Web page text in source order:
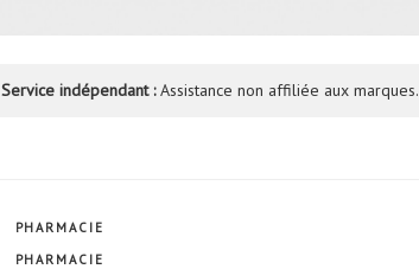
Service indépendant :Assistance non affiliée aux marques.
CATÉGORIES
PHARMACIE
ÉTIQUETTES
PHARMACIE